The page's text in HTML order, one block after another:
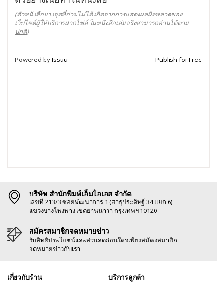
(ตัวหนังสือบางจุดที่อ่านไม่ได้ เกิดจากการแสดงผลผิดพลาดของ
เว็บไซต์ผู้ให้บริการฝากไฟล์ ในหนังสือเล่มจริงสามารถอ่านได้ตาม
ปกติ)
Powered byIssuu Publish for Free
บริษัท สำนักพิมพ์เอ็มไอเอส จำกัด
เลขที่ 213/3 ซอยพัฒนาการ 1 (สาธุประดิษฐ์ 34 แยก 6)
แขวงบางโพงพาง เขตยานนาวา กรุงเทพฯ 10120
สมัครสมาชิกจดหมายข่าว
รับสิทธิประโยชน์และส่วนลดก่อนใครเพียงสมัครสมาชิก
จดหมายข่าวกับเรา
เกี่ยวกับร้าน บริการลูกค้า